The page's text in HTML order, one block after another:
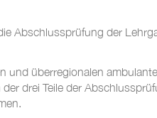
Abschlussprüfung der
und überregionalen
drei Teile der